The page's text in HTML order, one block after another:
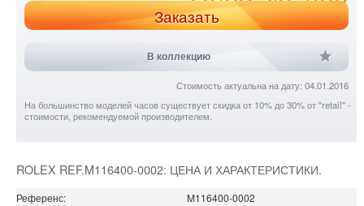
Заказать
В коллекцию
Стоимость актуальна на дату: 04.01.2016
На большинство моделей часов существует скидка от 10% до 30% от "retail" -
стоимости, рекомендуемой производителем.
ROLEX REF.M116400-0002: ЦЕНА И ХАРАКТЕРИСТИКИ.
Референс:
M116400-0002